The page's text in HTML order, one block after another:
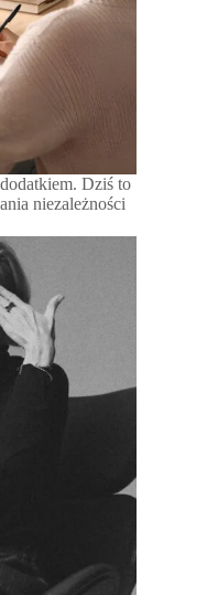
Dziś to
niezależności